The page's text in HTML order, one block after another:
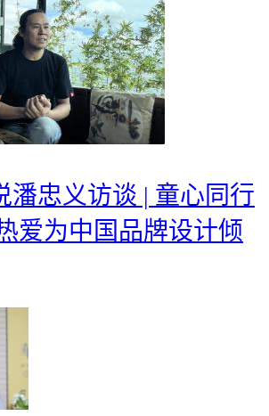
潘忠义访谈 | 童心同行
爱为中国品牌设计倾